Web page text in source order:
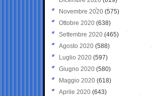
Novembre 2020 (575)
Ottobre 2020 (638)
Settembre 2020(465)
Agosto 2020 (588)
Luglio 2020 (597)
Giugno 2020 (580)
Maggio 2020 (618)
Aprile 2020 (643)